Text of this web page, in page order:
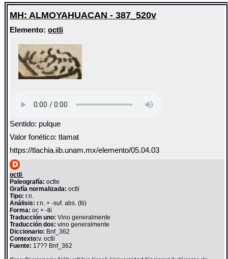
MH: ALMOYAHUACAN - 387_520v
Elemento:octli
Sentido: pulque
Valor fonético: tlamat
https://tlachia.iib.unam.mx/elemento/05.04.03
octli
Paleografía: octle
Grafía normalizada: octli
Tipo: r.n.
Análisis: r.n. + -suf. abs. (tli)
Forma: oc + -tli
Traducción uno: Vino generalmente
Traducción dos: vino generalmente
Diccionario: Bnf_362
Contexto:v. octli
Fuente: 17?? Bnf_362